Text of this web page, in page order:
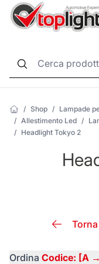
/ Shop / Lampade
/ Allestimento Led /
/ Headlight Tokyo 2
Ordina Codice: [A